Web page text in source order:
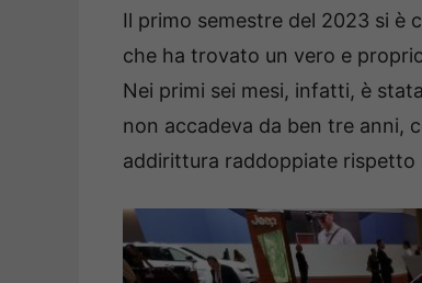
Il primo semestre del 2023 si è
che ha trovato un vero e
Nei primi sei mesi, infatti, è
non accadeva da ben tre anni,
addirittura raddoppiate rispetto